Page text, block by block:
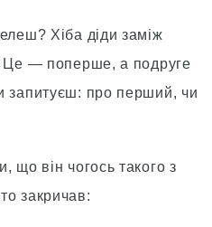
Хіба діди заміж
Це — поперше, а подруге
запитуєш: про перший, чи
що він чогось такого з
закричав: